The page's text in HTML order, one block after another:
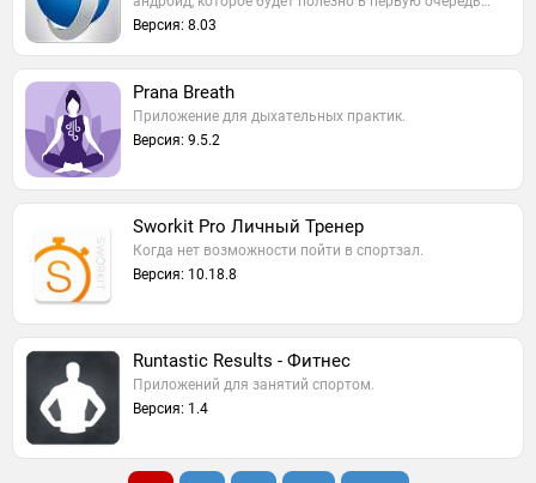
Версия: 8.03
Prana Breath
Приложение для дыхательных практик.
Версия: 9.5.2
Sworkit Pro Личный Тренер
Когда нет возможности пойти в спортзал.
Версия: 10.18.8
Runtastic Results - Фитнес
Приложений для занятий спортом.
Версия: 1.4